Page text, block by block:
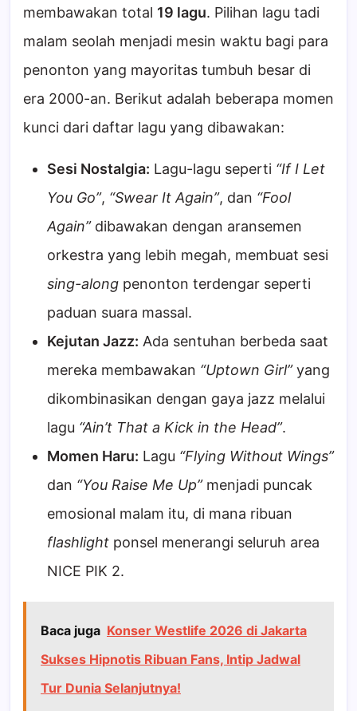
membawakan total 19 lagu. Pilihan lagu tadi
malam seolah menjadi mesin waktu bagi para
penonton yang mayoritas tumbuh besar di
era 2000-an. Berikut adalah beberapa momen
kunci dari daftar lagu yang dibawakan:
Sesi Nostalgia: Lagu-lagu seperti “If I Let
You Go”, “Swear It Again”, dan “Fool
Again”dibawakan dengan aransemen
orkestra yang lebih megah, membuat sesi
sing-along penonton terdengar seperti
paduan suara massal.
Kejutan Jazz: Ada sentuhan berbeda saat
mereka membawakan “Uptown Girl”yang
dikombinasikan dengan gaya jazz melalui
lagu “Ain’t That a Kick in the Head”.
Momen Haru: Lagu “Flying Without Wings”
dan “You Raise Me Up”menjadi puncak
emosional malam itu, di mana ribuan
flashlight ponsel menerangi seluruh area
NICE PIK 2.
Baca juga Konser Westlife 2026 di Jakarta
Sukses Hipnotis Ribuan Fans, Intip Jadwal
Tur Dunia Selanjutnya!